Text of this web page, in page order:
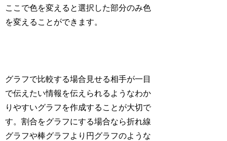
ここで色を変えると選択した部分のみ色
を変えることができます。
グラフで比較する場合見せる相手が一目
で伝えたい情報を伝えられるようなわか
りやすいグラフを作成することが大切で
す。割合をグラフにする場合なら折れ線
グラフや棒グラフより円グラフのような